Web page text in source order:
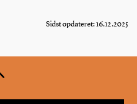
Sidst opdateret: 16.12.2025